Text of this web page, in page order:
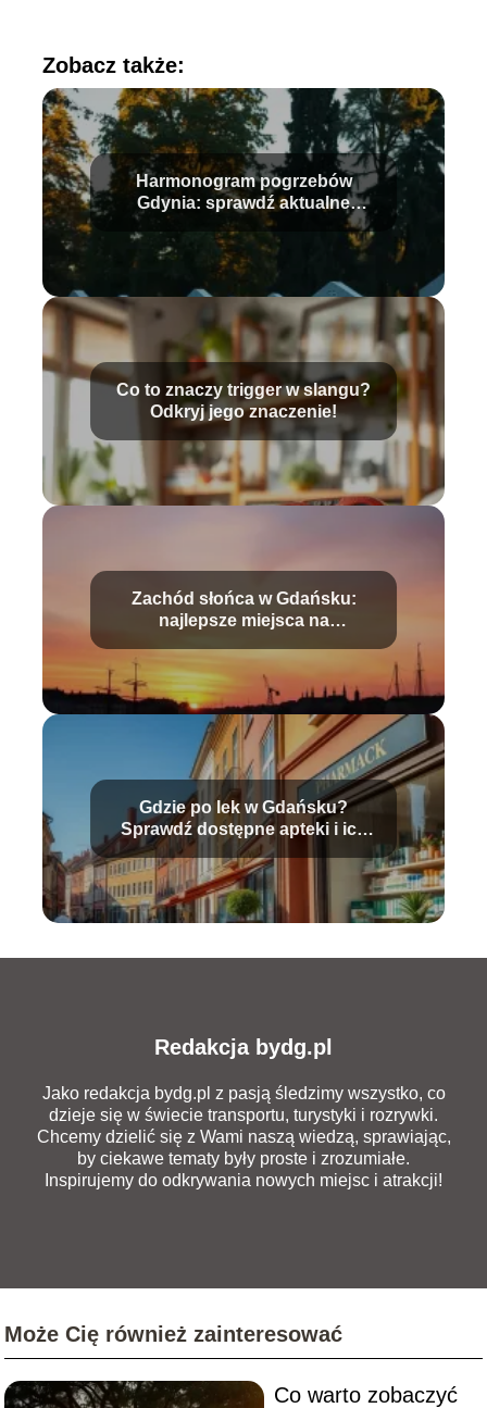
Zobacz także:
Harmonogram pogrzebów
Gdynia: sprawdź aktualne
informacje i daty
Co to znaczy trigger w slangu?
Odkryj jego znaczenie!
Zachód słońca w Gdańsku:
najlepsze miejsca na
Gdzie po lek w Gdańsku?
Sprawdź dostępne apteki i ich
godziny!
Redakcja bydg.pl
Jako redakcja bydg.pl z pasją śledzimy wszystko, co
dzieje się w świecie transportu, turystyki i rozrywki.
Chcemy dzielić się z Wami naszą wiedzą, sprawiając,
by ciekawe tematy były proste i zrozumiałe.
Inspirujemy do odkrywania nowych miejsc i atrakcji!
Może Cię również zainteresować
Co warto zobaczyć